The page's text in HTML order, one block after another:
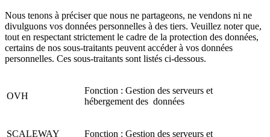
Nous tenons à préciser que nous ne partageons, ne vendons ni ne
divulguons vos données personnelles à des tiers. Veuillez noter que,
tout en respectant strictement le cadre de la protection des données,
certains de nos sous-traitants peuvent accéder à vos données
personnelles. Ces sous-traitants sont listés ci-dessous.
OVH
Fonction : Gestion des serveurs et
hébergement des données
SCALEWAY
Fonction : Gestion des serveurs et